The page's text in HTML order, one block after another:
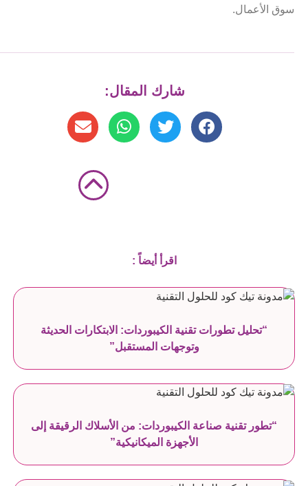
سوق الأعمال.
شارك المقال:
اقرأ أيضاً :
“تحليل تطورات تقنية الكيبوردات: الابتكارات الحديثة
وتوجهات المستقبل”
“تطور تقنية صناعة الكيبوردات: من الأسلاك الرقيقة إلى
الأجهزة الميكانيكية”